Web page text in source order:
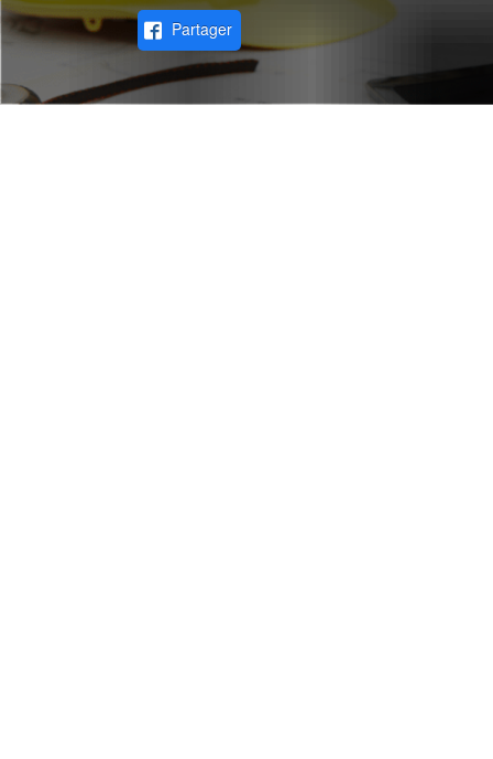
Partager